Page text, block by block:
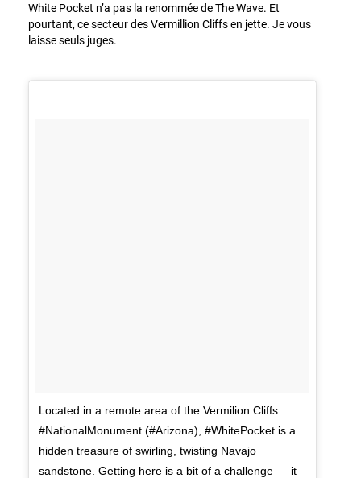
White Pocket n’a pas la renommée de The Wave. Et
pourtant, ce secteur des Vermillion Cliffs en jette. Je vous
laisse seuls juges.
Located in a remote area of the Vermilion Cliffs
#NationalMonument (#Arizona), #WhitePocket is a
hidden treasure of swirling, twisting Navajo
sandstone. Getting here is a bit of a challenge — it